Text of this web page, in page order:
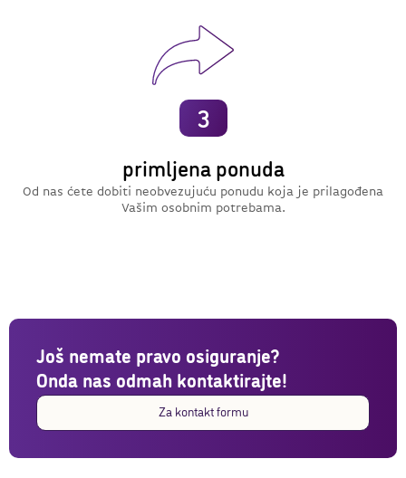
3
primljena ponuda
Od nas ćete dobiti neobvezujuću ponudu koja je prilagođena
Vašim osobnim potrebama.
Još nemate pravo osiguranje?
Onda nas odmah kontaktirajte!
Za kontakt formu